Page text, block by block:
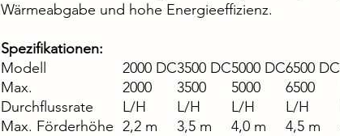
Wärmeabgabe und hohe Energieeffizienz.
Spezifikationen:
Modell
2000 DC3500 DC5000 DC6500 DC
Max.
Durchflussrate
2000
L/H
3500
L/H
5000
L/H
6500
L/H
Max. Förderhöhe 2,2 m 3,5 m 4,0 m 4,5 m